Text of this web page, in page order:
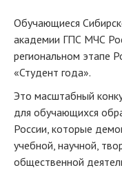
Обучающиеся
академии ГПС МЧС
региональном этапе
«Студент года».
Это масштабный
для обучающихся
России, которые
учебной, научной,
общественной